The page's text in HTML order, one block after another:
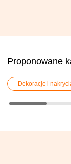
Proponowane
Dekoracje i